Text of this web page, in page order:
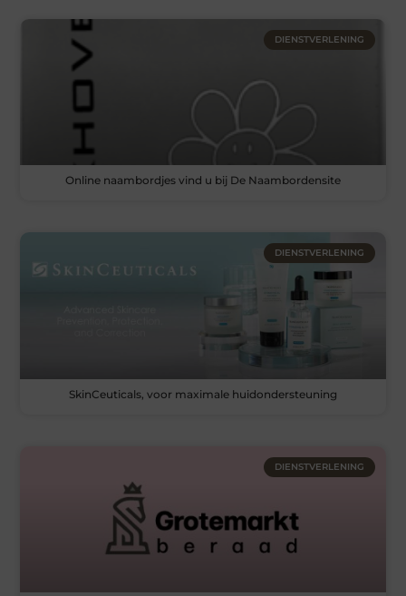
DIENSTVERLENING
Online naambordjes vind u bij De Naambordensite
DIENSTVERLENING
SkinCeuticals, voor maximale huidondersteuning
DIENSTVERLENING